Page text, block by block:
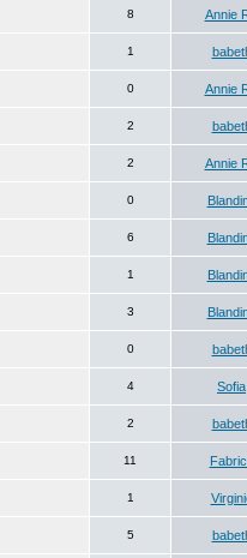
8 Annie
1
0 Annie
2
2 Annie
0
6
1
3
0
4 Sofia
2
11
1
5